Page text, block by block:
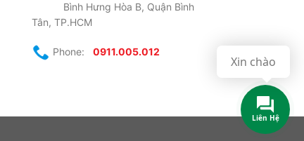
Bình Hưng Hòa B, Quận Bình
Tân, TP.HCM
Phone: 0911.005.012
Liên Hệ
Xin chào